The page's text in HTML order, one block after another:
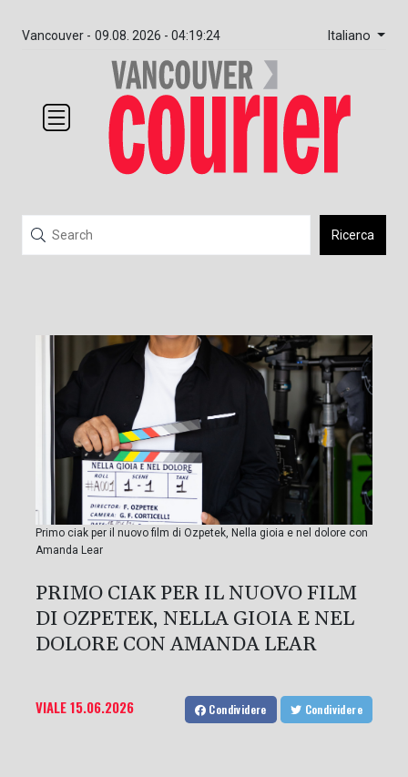
Vancouver - 09.08. 2026 - 04:19:24 Italiano
Ricerca
Primo ciak per il nuovo film di Ozpetek, Nella gioia e nel dolore con
Amanda Lear
PRIMO CIAK PER IL NUOVO FILM
DI OZPETEK, NELLA GIOIA E NEL
DOLORE CON AMANDA LEAR
VIALE15.06.2026 Condividere Condividere